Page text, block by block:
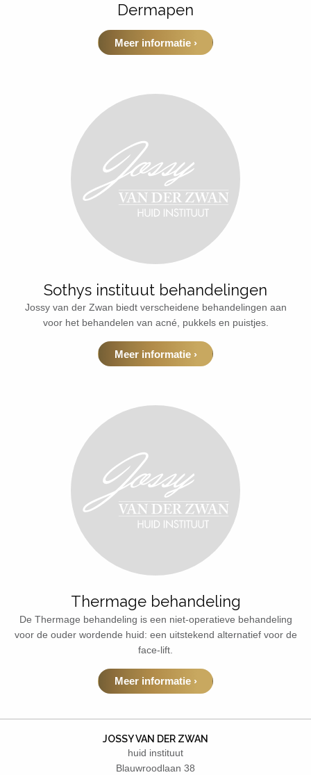
Dermapen
Meer informatie ›
Sothys instituut behandelingen
Jossy van der Zwan biedt verscheidene behandelingen aan
voor het behandelen van acné, pukkels en puistjes.
Meer informatie ›
Thermage behandeling
De Thermage behandeling is een niet-operatieve behandeling
voor de ouder wordende huid: een uitstekend alternatief voor de
face-lift.
Meer informatie ›
JOSSY VAN DER ZWAN
huid instituut
Blauwroodlaan 38